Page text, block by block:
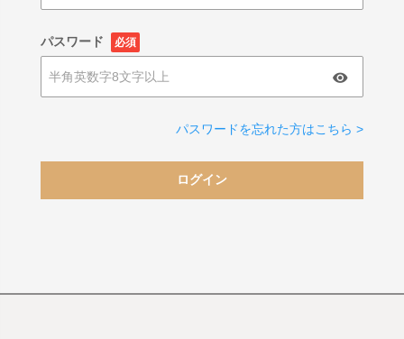
パスワード 必須
パスワードを忘れた方はこちら >
ログイン